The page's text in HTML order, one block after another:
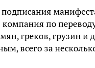
подписания
по
греков, грузин и
всего за